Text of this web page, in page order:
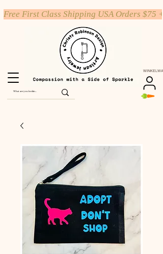
Free First Class Shipping USA Orders $75 +